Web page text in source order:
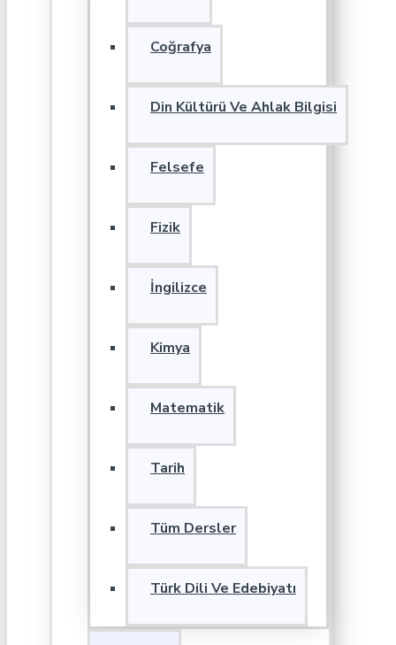
Coğrafya
Din Kültürü Ve Ahlak Bilgisi
Felsefe
Fizik
İngilizce
Kimya
Matematik
Tarih
Tüm Dersler
Türk Dili Ve Edebiyatı